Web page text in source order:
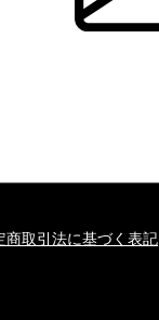
商取引法に基づく表記